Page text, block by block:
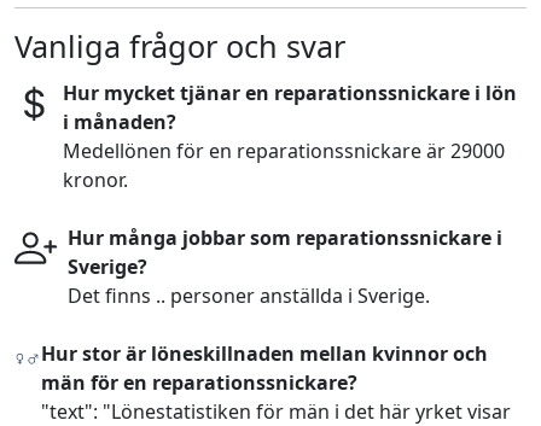
Vanliga frågor och svar
Hur mycket tjänar en reparationssnickare i lön
i månaden?
Medellönen för en reparationssnickare är 29000
kronor.
Hur många jobbar som reparationssnickare i
Sverige?
Det finns .. personer anställda i Sverige.
Hur stor är löneskillnaden mellan kvinnor och
män för en reparationssnickare?
"text": "Lönestatistiken för män i det här yrket visar